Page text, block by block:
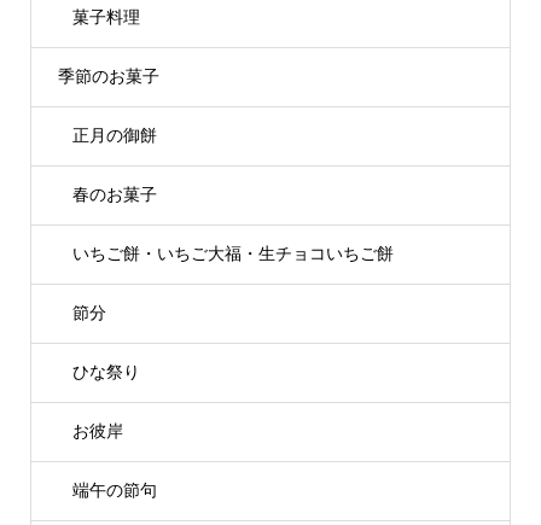
菓子料理
季節のお菓子
正月の御餅
春のお菓子
いちご餅・いちご大福・生チョコいちご餅
節分
ひな祭り
お彼岸
端午の節句